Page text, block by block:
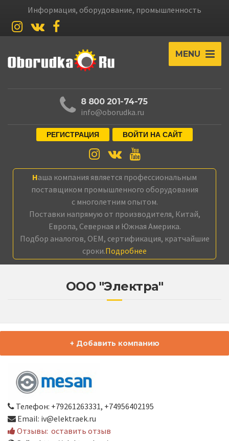
Информация, оборудование, промышленность
MENU
8 800 201-74-75
info@oborudka.ru
РЕГИСТРАЦИЯ ВОЙТИ НА САЙТ
Наша компания является профессиональным
поставщиком промышленного оборудования
с многолетним опытом.
Поставки напрямую от производителя, Китай,
Европа, Северная и Южная Америка.
Подбор аналогов, OEM, сертификация, кратчайшие
сроки.Подробнее
ООО "Электра"
+ Добавить компанию
Телефон: +79261263331, +74956402195
Email: iv@elektraek.ru
Отзывы: оставить отзыв